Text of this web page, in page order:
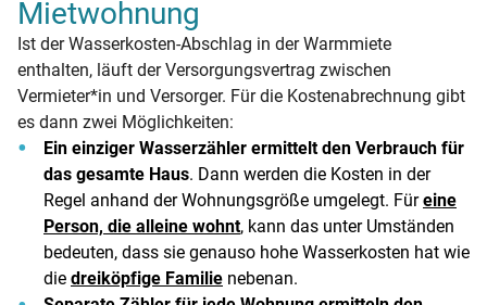
Mietwohnung
Ist der Wasserkosten-Abschlag in der Warmmiete
enthalten, läuft der Versorgungsvertrag zwischen
Vermieter*in und Versorger. Für die Kostenabrechnung gibt
es dann zwei Möglichkeiten:
Ein einziger Wasserzähler ermittelt den Verbrauch für
das gesamte Haus. Dann werden die Kosten in der
Regel anhand der Wohnungsgröße umgelegt. Füreine
Person, die alleine wohnt, kann das unter Umständen
bedeuten, dass sie genauso hohe Wasserkosten hat wie
die dreiköpfige Familie nebenan.